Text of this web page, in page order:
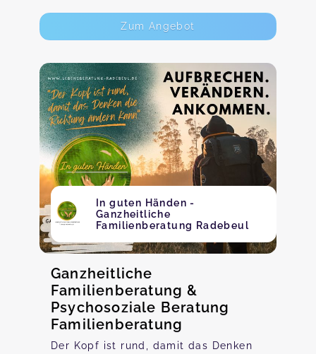
Zum Angebot
In guten Händen -
Ganzheitliche
Familienberatung Radebeul
Ganzheitliche
Familienberatung &
Psychosoziale Beratung
Familienberatung
Der Kopf ist rund, damit das Denken